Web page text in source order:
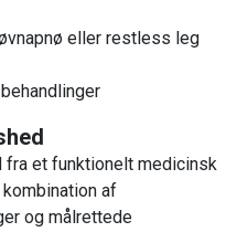
eller restless leg
fra et funktionelt medicinsk
af
og målrettede